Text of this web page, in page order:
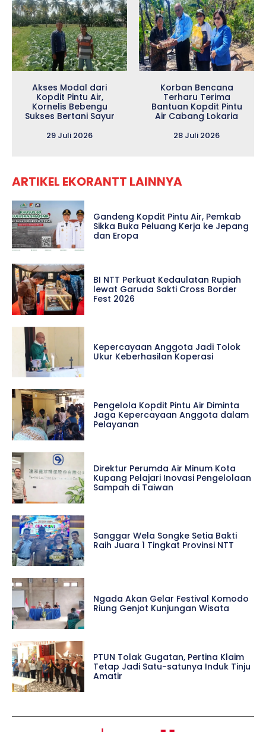
Akses Modal dari
Kopdit Pintu Air,
Kornelis Bebengu
Sukses Bertani Sayur
29 Juli 2026
Korban Bencana
Terharu Terima
Bantuan Kopdit Pintu
Air Cabang Lokaria
28 Juli 2026
ARTIKEL EKORANTT LAINNYA
Gandeng Kopdit Pintu Air, Pemkab
Sikka Buka Peluang Kerja ke Jepang
dan Eropa
BI NTT Perkuat Kedaulatan Rupiah
lewat Garuda Sakti Cross Border
Fest 2026
Kepercayaan Anggota Jadi Tolok
Ukur Keberhasilan Koperasi
Pengelola Kopdit Pintu Air Diminta
Jaga Kepercayaan Anggota dalam
Pelayanan
Direktur Perumda Air Minum Kota
Kupang Pelajari Inovasi Pengelolaan
Sampah di Taiwan
Sanggar Wela Songke Setia Bakti
Raih Juara 1 Tingkat Provinsi NTT
Ngada Akan Gelar Festival Komodo
Riung Genjot Kunjungan Wisata
PTUN Tolak Gugatan, Pertina Klaim
Tetap Jadi Satu-satunya Induk Tinju
Amatir